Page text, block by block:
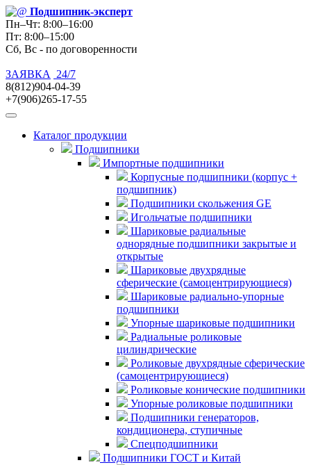
Подшипник-эксперт
Пн–Чт: 8:00–16:00
Пт: 8:00–15:00
Сб, Вс - по договоренности
ЗАЯВКА
24/7
8(812)904-04-39
+7(906)265-17-55
Каталог продукции
Подшипники
Импортные подшипники
Корпусные подшипники (корпус +
подшипник)
Подшипники скольжения GE
Игольчатые подшипники
Шариковые радиальные
однорядные подшипники закрытые и
открытые
Шариковые двухрядные
сферические (самоцентрирующиеся)
Шариковые радиально-упорные
подшипники
Упорные шариковые подшипники
Радиальные роликовые
цилиндрические
Роликовые двухрядные сферические
(самоцентрирующиеся)
Роликовые конические подшипники
Упорные роликовые подшипники
Подшипники генераторов,
кондиционера, ступичные
Спецподшипники
Подшипники ГОСТ и Китай